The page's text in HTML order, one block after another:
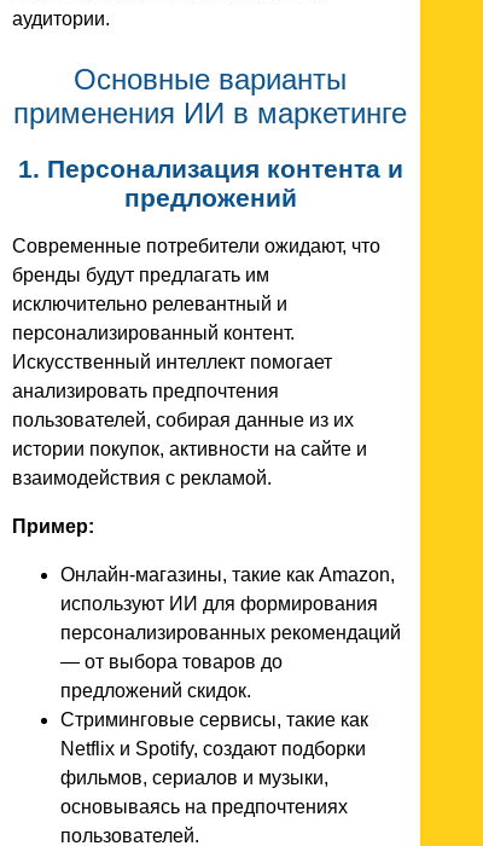
аудитории.
Основные варианты
применения ИИ в маркетинге
1. Персонализация контента и
предложений
Современные потребители ожидают, что
бренды будут предлагать им
исключительно релевантный и
персонализированный контент.
Искусственный интеллект помогает
анализировать предпочтения
пользователей, собирая данные из их
истории покупок, активности на сайте и
взаимодействия с рекламой.
Пример:
Онлайн-магазины, такие как Amazon,
используют ИИ для формирования
персонализированных рекомендаций
— от выбора товаров до
предложений скидок.
Стриминговые сервисы, такие как
Netflix и Spotify, создают подборки
фильмов, сериалов и музыки,
основываясь на предпочтениях
пользователей.